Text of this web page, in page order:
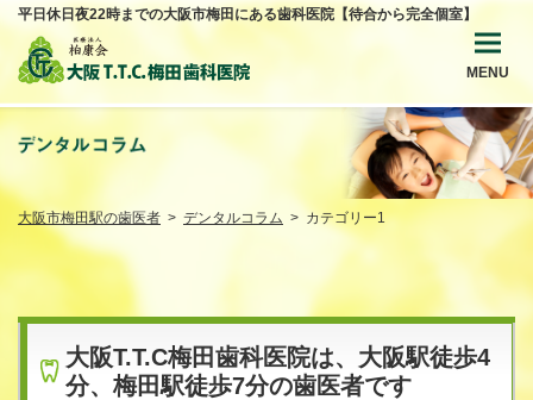
平日休日夜22時までの大阪市梅田にある歯科医院【待合から完全個室】
大阪市梅田駅の歯医者 デンタルコラム カテゴリー1
大阪T.T.C梅田歯科医院は、大阪駅徒歩4
分、梅田駅徒歩7分の歯医者です
MENU